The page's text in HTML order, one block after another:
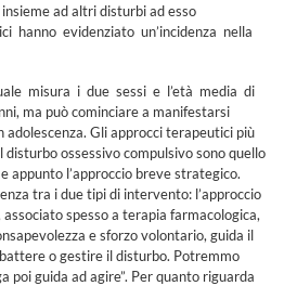
ad altri disturbi ad esso
hanno evidenziato un’incidenza nella
misura i due sessi e l’età media di
ma può cominciare a manifestarsi
adolescenza. Gli approcci terapeutici più
ossessivo compulsivo sono quello
appunto l’approccio breve strategico.
tra i due tipi di intervento: l’approccio
spesso a terapia farmacologica,
e sforzo volontario, guida il
o gestire il disturbo. Potremmo
poi guida ad agire”. Per quanto riguarda